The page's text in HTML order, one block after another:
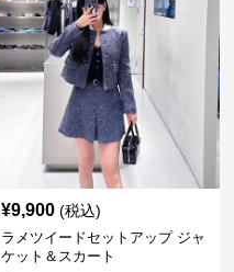
¥9,900 (税込)
ラメツイードセットアップ ジャ
ケット＆スカート